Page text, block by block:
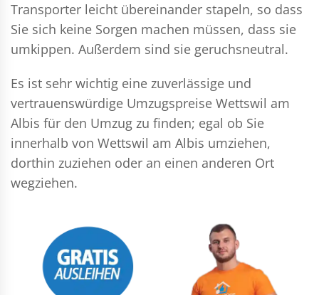
Transporter leicht übereinander stapeln, so dass
Sie sich keine Sorgen machen müssen, dass sie
umkippen. Außerdem sind sie geruchsneutral.
Es ist sehr wichtig eine zuverlässige und
vertrauenswürdige Umzugspreise Wettswil am
Albis für den Umzug zu finden; egal ob Sie
innerhalb von Wettswil am Albis umziehen,
dorthin zuziehen oder an einen anderen Ort
wegziehen.